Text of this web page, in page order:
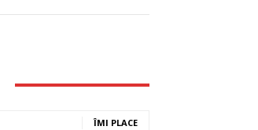
ÎMI PLACE